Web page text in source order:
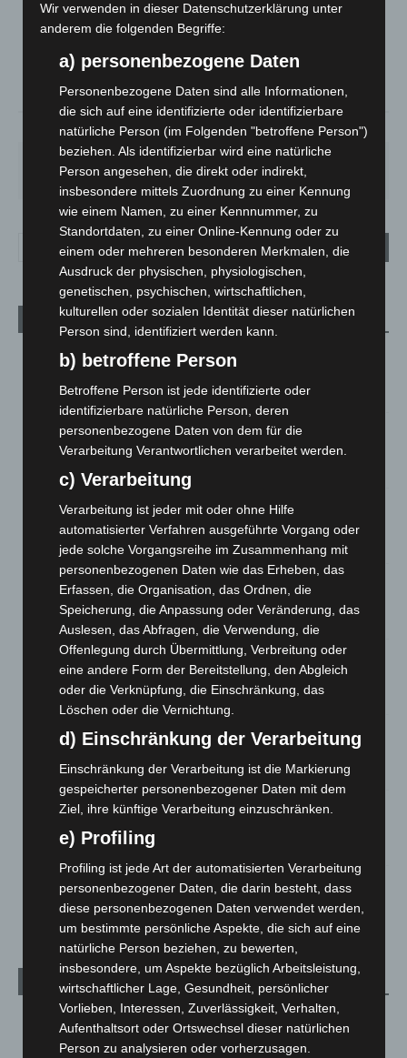
Klarer Himmel
25.1°
34% 2.6m/s 6%
26° 34° 26° 23°
Aktuelle Beiträge
Kunst trifft Weingenuss: Barbara-Susann Mehring zeigt ihre
Werke im Jacques’ Wein-Depot Isernhagen
8. August 2026
A2: Zweite Turbobaustelle startet zwischen Hannover-West
und Bothfeld
8. August 2026
Niedersachsen: Feuerwehrkräfte kehren nach
Waldbrandeinsatz aus Spanien zurück
7. August 2026
Hannover: Erste Tigermücken-Population in Niedersachsen
7. August 2026
Brand im „Haus der Begegnung“ in Neuwarmbüchen schnell
eingedämmt
6. August 2026
Region Hannover: 21 neue Notfallsanitäter starten beim
Roten Kreuz
5. August 2026
Mann läuft mit Hockeyschläger über A7 – Polizei sucht
5. August 2026
Celle: Mensch stirbt bei Bagger-Unfall auf Baustelle
5. August 2026
Kategorien
Blaulicht
Corona-News
Wir verwenden in dieser Datenschutzerklärung unter
anderem die folgenden Begriffe:
a) personenbezogene Daten
Personenbezogene Daten sind alle Informationen,
die sich auf eine identifizierte oder identifizierbare
natürliche Person (im Folgenden "betroffene Person")
beziehen. Als identifizierbar wird eine natürliche
Person angesehen, die direkt oder indirekt,
insbesondere mittels Zuordnung zu einer Kennung
wie einem Namen, zu einer Kennnummer, zu
Standortdaten, zu einer Online-Kennung oder zu
einem oder mehreren besonderen Merkmalen, die
Ausdruck der physischen, physiologischen,
genetischen, psychischen, wirtschaftlichen,
kulturellen oder sozialen Identität dieser natürlichen
Person sind, identifiziert werden kann.
b) betroffene Person
Betroffene Person ist jede identifizierte oder
identifizierbare natürliche Person, deren
personenbezogene Daten von dem für die
Verarbeitung Verantwortlichen verarbeitet werden.
c) Verarbeitung
Verarbeitung ist jeder mit oder ohne Hilfe
automatisierter Verfahren ausgeführte Vorgang oder
jede solche Vorgangsreihe im Zusammenhang mit
personenbezogenen Daten wie das Erheben, das
Erfassen, die Organisation, das Ordnen, die
Speicherung, die Anpassung oder Veränderung, das
Auslesen, das Abfragen, die Verwendung, die
Offenlegung durch Übermittlung, Verbreitung oder
eine andere Form der Bereitstellung, den Abgleich
oder die Verknüpfung, die Einschränkung, das
Löschen oder die Vernichtung.
d) Einschränkung der Verarbeitung
Einschränkung der Verarbeitung ist die Markierung
gespeicherter personenbezogener Daten mit dem
Ziel, ihre künftige Verarbeitung einzuschränken.
e) Profiling
Profiling ist jede Art der automatisierten Verarbeitung
personenbezogener Daten, die darin besteht, dass
diese personenbezogenen Daten verwendet werden,
um bestimmte persönliche Aspekte, die sich auf eine
natürliche Person beziehen, zu bewerten,
insbesondere, um Aspekte bezüglich Arbeitsleistung,
wirtschaftlicher Lage, Gesundheit, persönlicher
Vorlieben, Interessen, Zuverlässigkeit, Verhalten,
Aufenthaltsort oder Ortswechsel dieser natürlichen
Person zu analysieren oder vorherzusagen.